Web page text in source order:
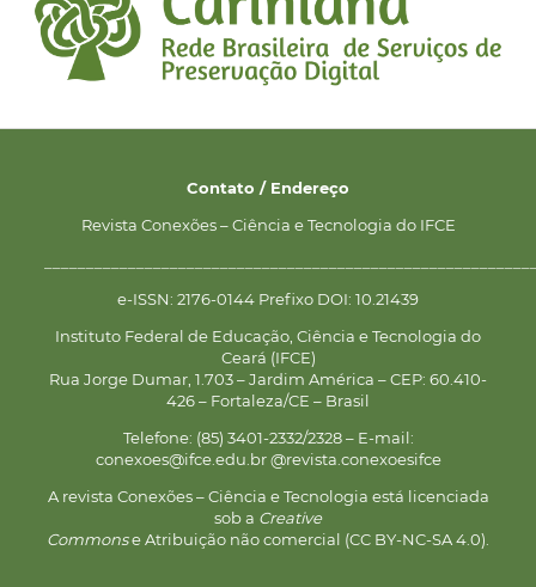
Contato / Endereço
Revista Conexões – Ciência e Tecnologia do IFCE
e-ISSN: 2176-0144 Prefixo DOI: 10.21439
Instituto Federal de Educação, Ciência e Tecnologia do
Ceará (IFCE)
Rua Jorge Dumar, 1.703 – Jardim América – CEP: 60.410-
426 – Fortaleza/CE – Brasil
Telefone: (85) 3401-2332/2328 – E-mail:
conexoes@ifce.edu.br @revista.conexoesifce
A revista Conexões – Ciência e Tecnologia está licenciada
sob a Creative
Commonse Atribuição não comercial (CC BY-NC-SA 4.0).